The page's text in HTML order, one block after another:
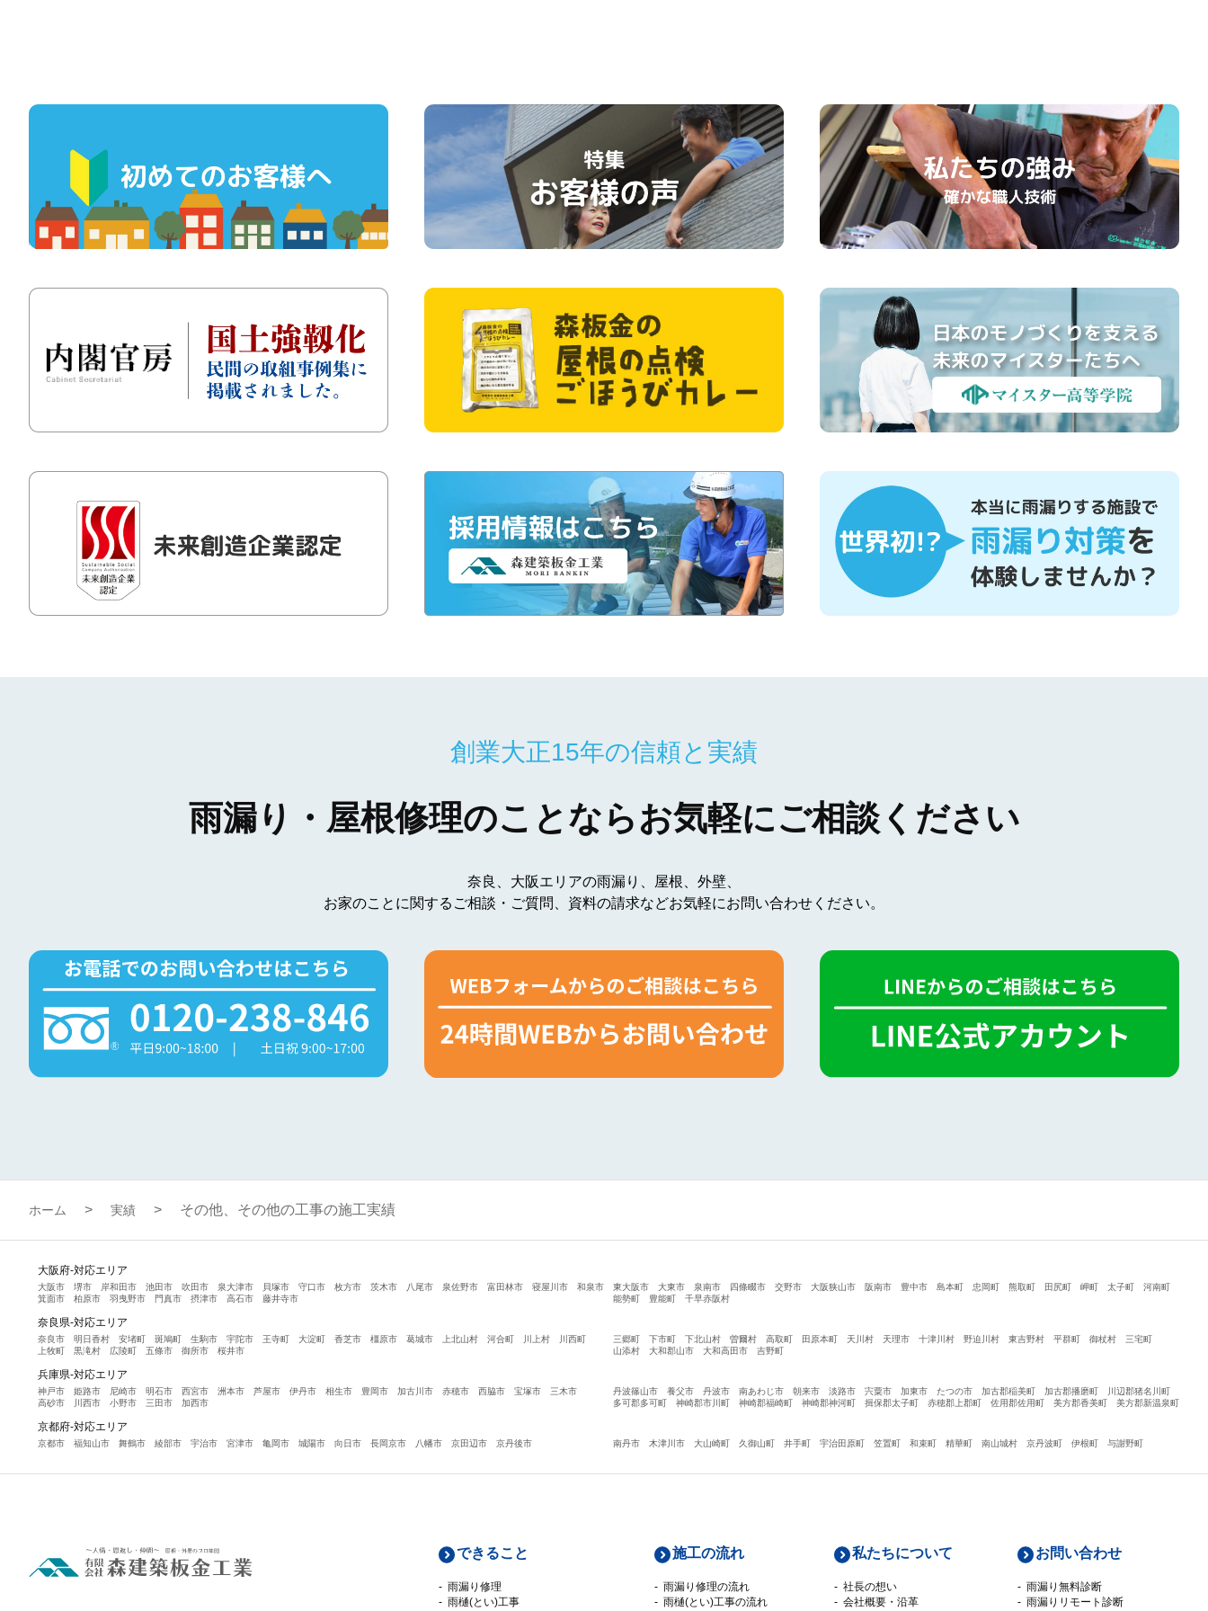
創業大正15年の信頼と実績
雨漏り・屋根修理のことならお気軽にご相談ください
奈良、大阪エリアの雨漏り、
屋根、外壁、
お家のことに関する ご相談・ご質問、資料の請求などお気軽にお問い合わせください。
ホーム 実績 その他、その他の工事の施工実績
大阪府-対応エリア
大阪市 堺市 岸和田市 池田市 吹田市 泉大津市 貝塚市 守口市 枚方市 茨木市 八尾市 泉佐野市 富田林市 寝屋川市
和泉市
箕面市
柏原市 羽曳野市 門真市 摂津市 高石市 藤井寺市
東大阪市 大東市 泉南市 四條畷市 交野市 大阪狭山市 阪南市 豊中市 島本町 忠岡町 熊取町 田尻町 岬町 太子町
河南町
能勢町
豊能町 千早赤阪村
奈良県-対応エリア
奈良市 明日香村 安堵町 斑鳩町 生駒市 宇陀市 王寺町 大淀町 香芝市 橿原市 葛城市 上北山村 河合町 川上村
川西町
上牧町
黒滝村 広陵町 五條市 御所市 桜井市
三郷町 下市町 下北山村 曽爾村 高取町 田原本町 天川村 天理市 十津川村 野迫川村 東吉野村 平群町 御杖村
三宅町
山添村
大和郡山市 大和高田市 吉野町
兵庫県-対応エリア
神戸市 姫路市 尼崎市 明石市 西宮市 洲本市 芦屋市 伊丹市 相生市 豊岡市 加古川市 赤穂市 西脇市 宝塚市
三木市
高砂市
川西市 小野市 三田市 加西市
丹波篠山市 養父市 丹波市 南あわじ市 朝来市 淡路市 宍粟市 加東市 たつの市 加古郡稲美町 加古郡播磨町
川辺郡猪名川町
多可郡多可町
神崎郡市川町 神崎郡福崎町 神崎郡神河町 揖保郡太子町 赤穂郡上郡町 佐用郡佐用町 美方郡香美町 美方郡新温泉町
京都府-対応エリア
京都市 福知山市 舞鶴市 綾部市 宇治市 宮津市 亀岡市 城陽市 向日市 長岡京市 八幡市 京田辺市 京丹後市 南丹市 木津川市 大山崎町 久御山町 井手町 宇治田原町 笠置町 和束町 精華町 南山城村 京丹波町 伊根町 与謝野町
できること
雨漏り修理
雨樋(とい)工事
施工の流れ
雨漏り修理の流れ
雨樋(とい)工事の流れ
私たちについて
社長の想い
会社概要・沿革
お問い合わせ
雨漏り無料診断
雨漏りリモート診断